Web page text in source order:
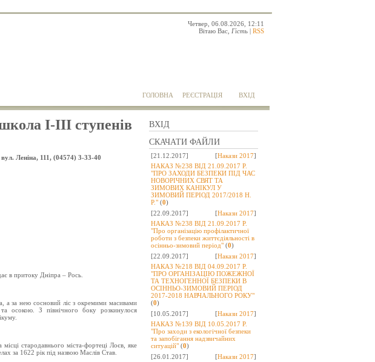
Четвер, 06.08.2026, 12:11
Вітаю Вас Гість | RSS
ГОЛОВНА РЕЄСТРАЦІЯ ВХІД
ВХІД
СКАЧАТИ ФАЙЛИ
[21.12.2017] [Накази 2017]
НАКАЗ №238 ВІД 21.09.2017 Р.
"ПРО ЗАХОДИ БЕЗПЕКИ ПІД ЧАС
НОВОРІЧНИХ СВЯТ ТА
ЗИМОВИХ КАНІКУЛ У
ЗИМОВИЙ ПЕРІОД 2017/2018 Н.
Р." (0)
[22.09.2017]
[Накази 2017]
НАКАЗ №238 ВІД 21.09.2017 Р.
"Про організацію профілактичної
роботи з безпеки життєдіяльності в
осінньо-зимовий період" (0)
[22.09.2017]
[Накази 2017]
НАКАЗ №218 ВІД 04.09.2017 Р.
"ПРО ОРГАНІЗАЦІЮ ПОЖЕЖНОЇ
ТА ТЕХНОГЕННОЇ БЕЗПЕКИ В
ОСІННЬО-ЗИМОВИЙ ПЕРІОД
2017-2018 НАВЧАЛЬНОГО РОКУ"
(0)
[10.05.2017]
[Накази 2017]
НАКАЗ №139 ВІД 10.05.2017 Р.
"Про заходи з екологічної безпеки
та запобігання надзвичайних
ситуацій" (0)
[26.01.2017]
[Накази 2017]
I-IIIступенів
Леніна, 111, (04574) 3-33-40
в притоку Дніпра – Рось.
а за нею сосновий ліс з окремими масивами
осокою. З північного боку розкинулося
стародавнього міста-фортеці Лоєв, яке
за 1622 рік під назвою Маслів Став.